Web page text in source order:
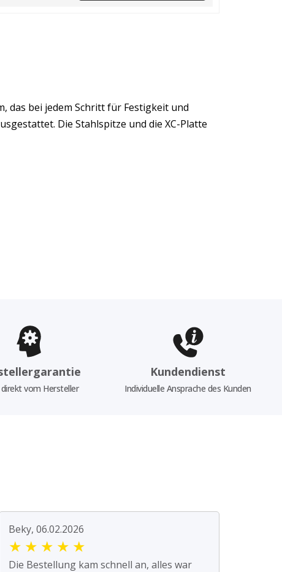
das bei jedem Schritt für Festigkeit und
Die Stahlspitze und die XC-Platte
vom Hersteller
Kundendienst
Individuelle Ansprache des Kunden
Beky, 06.02.2026
★ ★ ★ ★ ★
Die Bestellung kam schnell an, alles war